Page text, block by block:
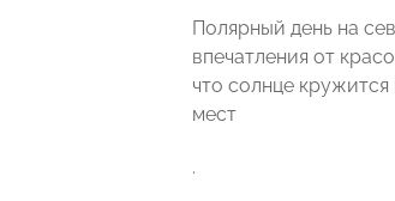
Полярный день на
впечатления от
что солнце
мест
.